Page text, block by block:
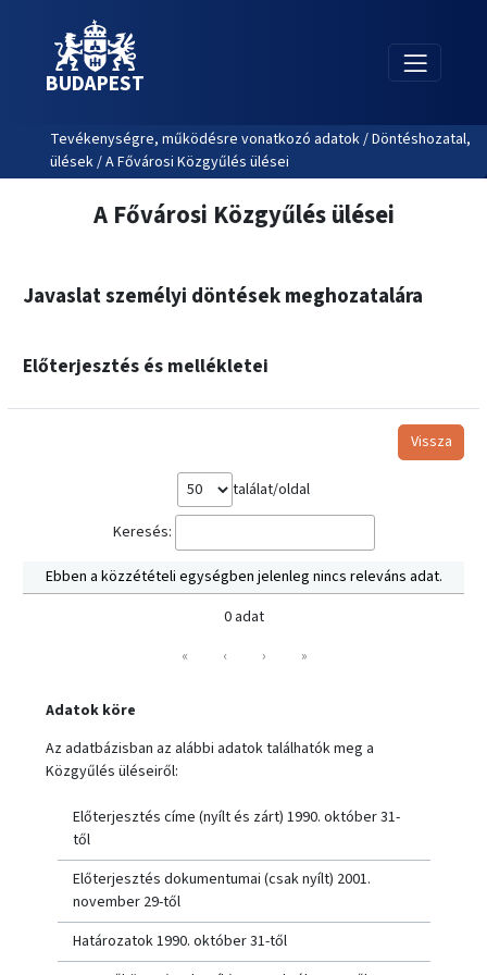
BUDAPEST
Tevékenységre, működésre vonatkozó adatok / Döntéshozatal,
ülések / A Fővárosi Közgyűlés ülései
A Fővárosi Közgyűlés ülései
Javaslat személyi döntések meghozatalára
Előterjesztés és mellékletei
Vissza
találat/oldal
Keresés:
Ebben a közzétételi egységben jelenleg nincs releváns adat.
0 adat
«
‹ › »
Adatok köre
Az adatbázisban az alábbi adatok találhatók meg a
Közgyűlés üléseiről:
Előterjesztés címe (nyílt és zárt) 1990. október 31-
től
Előterjesztés dokumentumai (csak nyílt) 2001.
november 29-től
Határozatok 1990. október 31-től